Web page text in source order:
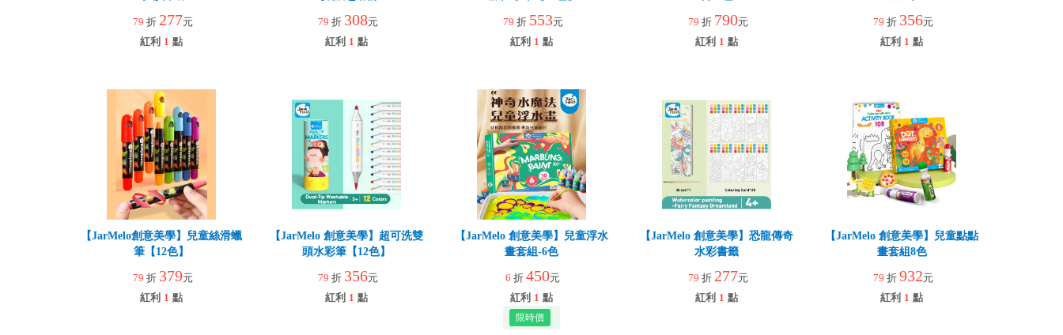
79 折 277元
紅利 1 點
79 折 308元
紅利 1 點
79 折 553元
紅利 1 點
79 折 790元
紅利 1 點
79 折 356元
紅利 1 點
【JarMelo創意美學】兒童絲滑蠟
筆【12色】
79 折 379元
紅利 1 點
【JarMelo 創意美學】超可洗雙
頭水彩筆【12色】
79 折 356元
紅利 1 點
【JarMelo 創意美學】兒童浮水
畫套組-6色
6 折 450元
紅利 1 點
【JarMelo 創意美學】恐龍傳奇
水彩書籤
79 折 277元
紅利 1 點
【JarMelo 創意美學】兒童點點
畫套組8色
79 折 932元
紅利 1 點